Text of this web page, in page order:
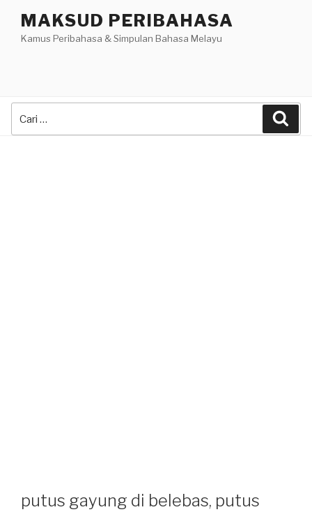
content
MAKSUD PERIBAHASA
Kamus Peribahasa & Simpulan Bahasa Melayu
putus gayung di belebas, putus